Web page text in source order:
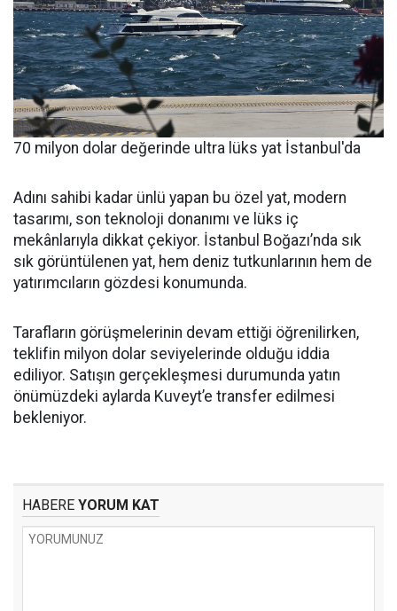
70 milyon dolar değerinde ultra lüks yat İstanbul'da
Adını sahibi kadar ünlü yapan bu özel yat, modern
tasarımı, son teknoloji donanımı ve lüks iç
mekânlarıyla dikkat çekiyor. İstanbul Boğazı’nda sık
sık görüntülenen yat, hem deniz tutkunlarının hem de
yatırımcıların gözdesi konumunda.
Tarafların görüşmelerinin devam ettiği öğrenilirken,
teklifin milyon dolar seviyelerinde olduğu iddia
ediliyor. Satışın gerçekleşmesi durumunda yatın
önümüzdeki aylarda Kuveyt’e transfer edilmesi
bekleniyor.
HABERE YORUM KAT